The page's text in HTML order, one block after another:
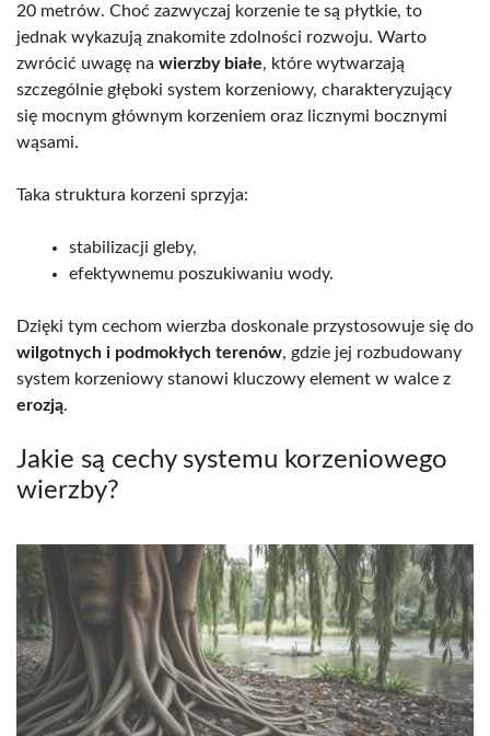
20 metrów. Choć zazwyczaj korzenie te są płytkie, to
jednak wykazują znakomite zdolności rozwoju. Warto
zwrócić uwagę na wierzby białe, które wytwarzają
szczególnie głęboki system korzeniowy, charakteryzujący
się mocnym głównym korzeniem oraz licznymi bocznymi
wąsami.
Taka struktura korzeni sprzyja:
stabilizacji gleby,
efektywnemu poszukiwaniu wody.
Dzięki tym cechom wierzba doskonale przystosowuje się do
wilgotnych i podmokłych terenów, gdzie jej rozbudowany
system korzeniowy stanowi kluczowy element w walce z
erozją.
Jakie są cechy systemu korzeniowego
wierzby?